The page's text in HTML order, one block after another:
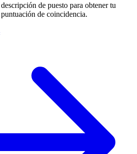
de puesto para obtener tu
de coincidencia.